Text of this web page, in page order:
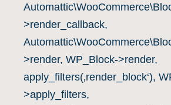
>render_callback,
>render, WP_Block->render,
apply_filters(‚render_block‘),
>apply_filters,